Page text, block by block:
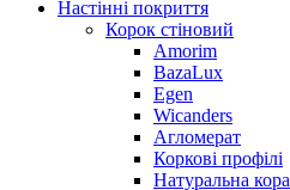
Настінні покриття
Корок стіновий
Amorim
BazaLux
Egen
Wicanders
Агломерат
Коркові профілі
Натуральна кора